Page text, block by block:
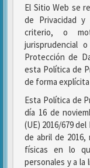
El Sitio Web se
de Privacidad
criterio, o
jurisprudencial
Protección de
esta Política de
de forma
Esta Política de
día 16 de
(UE) 2016/679
de abril de
físicas en lo
personales y a la